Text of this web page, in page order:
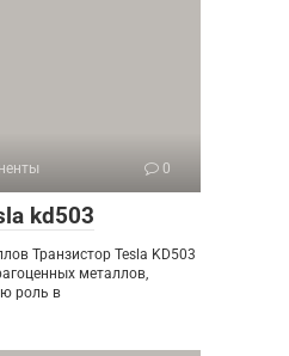
0
kd503
Транзистор Tesla KD503
металлов,
роль в